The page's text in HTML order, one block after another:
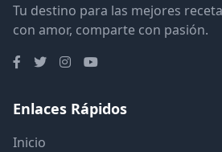
Tu destino para las mejores
con amor, comparte con pasión.
Enlaces Rápidos
Inicio